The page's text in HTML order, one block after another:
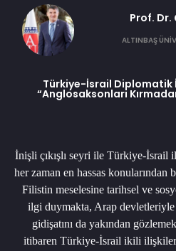
Prof. Dr.
ALTINBAŞ
Türkiye-İsrail Diplomatik
“Anglosaksonları
İnişli çıkışlı seyri ile Türkiye-İsrail
her zaman en hassas
Filistin meselesine tarihsel ve
ilgi duymakta, Arap
gidişatını da yakından
itibaren Türkiye-İsrail ikili